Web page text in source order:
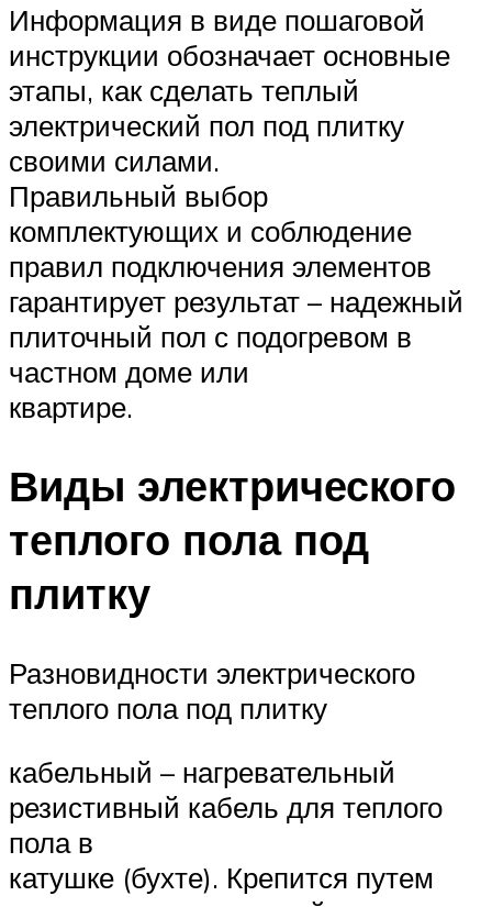
Информация в виде пошаговой
инструкции обозначает основные
этапы, как сделать теплый
электрический пол под плитку
своими силами.
Правильный выбор
комплектующих и соблюдение
правил подключения элементов
гарантирует результат – надежный
плиточный пол с подогревом в
частном доме или
квартире.
Виды электрического
теплого пола под
плитку
Разновидности электрического
теплого пола под плитку
кабельный – нагревательный
резистивный кабель для теплого
пола в
катушке (бухте). Крепится путем